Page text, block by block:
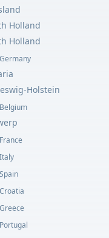
Holland
Holland
Holstein